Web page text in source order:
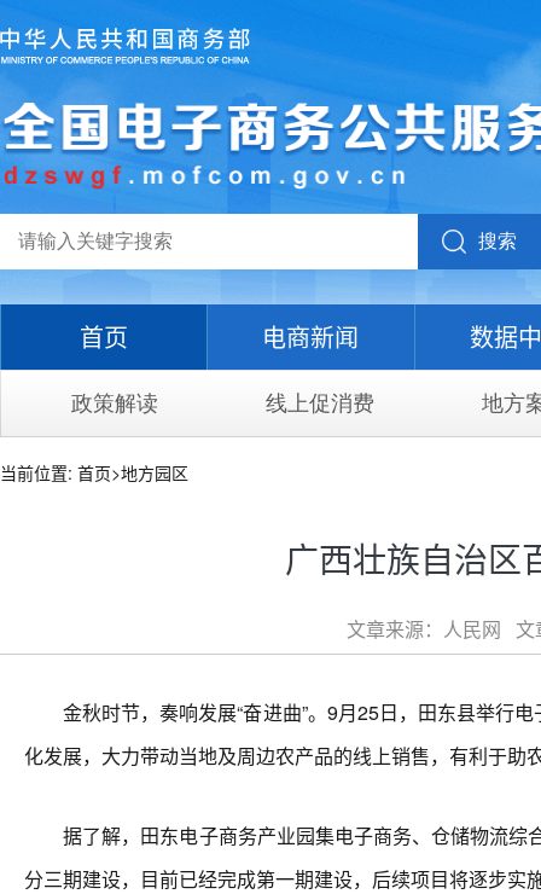
搜索
首页 电商新闻 数据
政策解读 线上促消费 地方
当前位置: 首页>地方园区
广西壮族自治区
文章来源：人民网
金秋时节，奏响发展“奋进曲”。9月25日，田东县举行电
化发展，大力带动当地及周边农产品的线上销售，有利于助
据了解，田东电子商务产业园集电子商务、仓储物流综
分三期建设，目前已经完成第一期建设，后续项目将逐步实